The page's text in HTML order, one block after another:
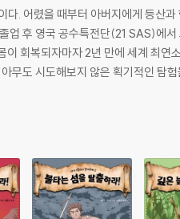
. 어렸을 때부터 아버지에게 등산
업 후 영국 공수특전단(21 SAS)에
회복되자마자 2년 만에 세계 최
무도 시도해보지 않은 획기적인 탐